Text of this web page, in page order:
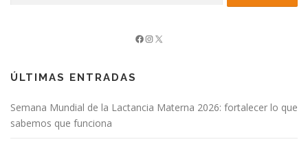
Facebook Instagram X
ÚLTIMAS ENTRADAS
Semana Mundial de la Lactancia Materna 2026: fortalecer lo que
sabemos que funciona